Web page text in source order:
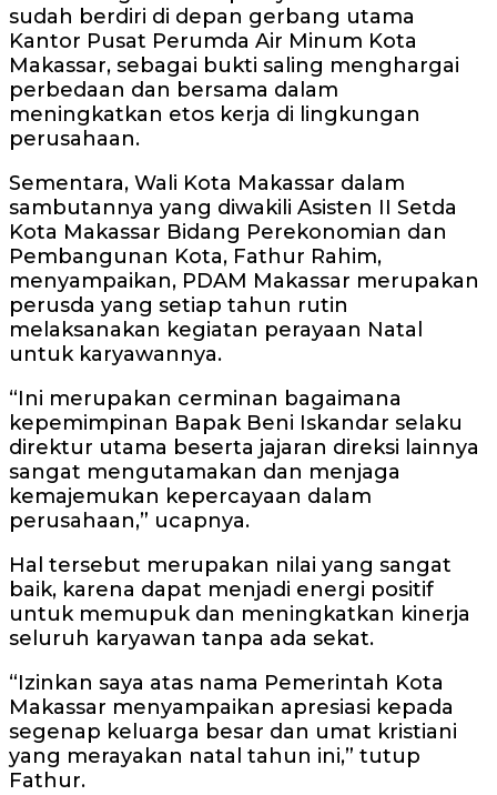
sudah berdiri di depan gerbang utama
Kantor Pusat Perumda Air Minum Kota
Makassar, sebagai bukti saling menghargai
perbedaan dan bersama dalam
meningkatkan etos kerja di lingkungan
perusahaan.
Sementara, Wali Kota Makassar dalam
sambutannya yang diwakili Asisten II Setda
Kota Makassar Bidang Perekonomian dan
Pembangunan Kota, Fathur Rahim,
menyampaikan, PDAM Makassar merupakan
perusda yang setiap tahun rutin
melaksanakan kegiatan perayaan Natal
untuk karyawannya.
“Ini merupakan cerminan bagaimana
kepemimpinan Bapak Beni Iskandar selaku
direktur utama beserta jajaran direksi lainnya
sangat mengutamakan dan menjaga
kemajemukan kepercayaan dalam
perusahaan,” ucapnya.
Hal tersebut merupakan nilai yang sangat
baik, karena dapat menjadi energi positif
untuk memupuk dan meningkatkan kinerja
seluruh karyawan tanpa ada sekat.
“Izinkan saya atas nama Pemerintah Kota
Makassar menyampaikan apresiasi kepada
segenap keluarga besar dan umat kristiani
yang merayakan natal tahun ini,” tutup
Fathur.